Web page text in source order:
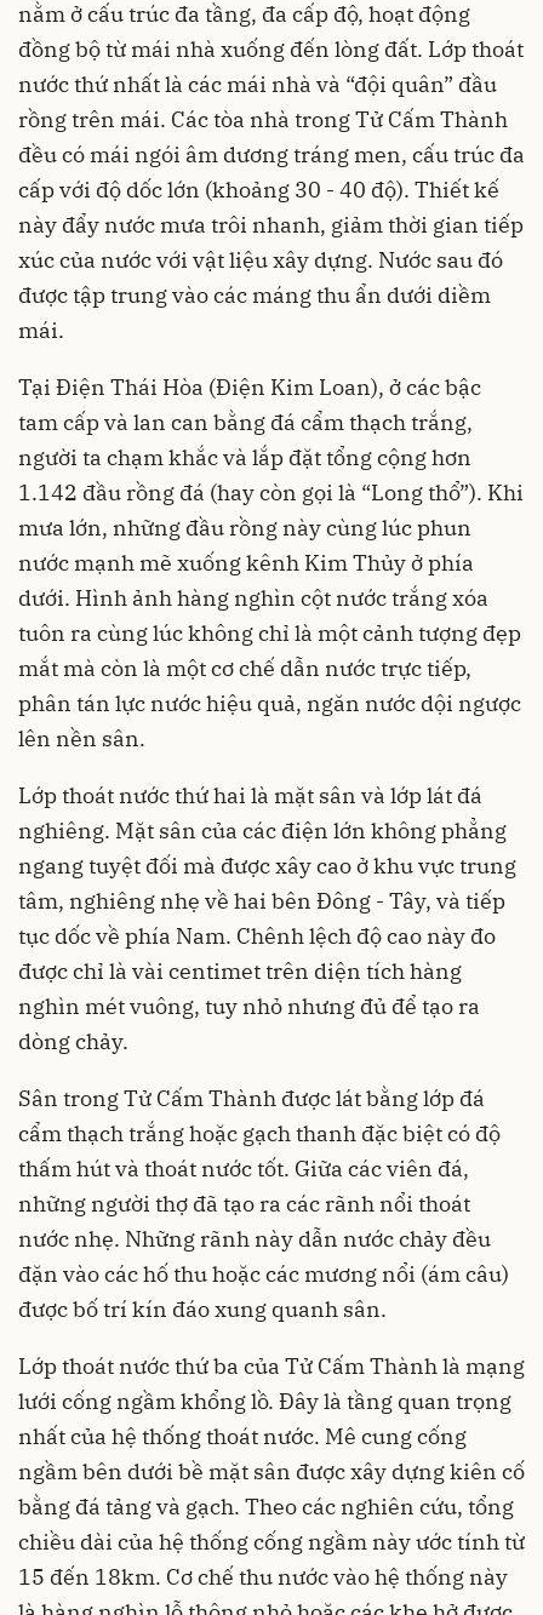
nằm ở cấu trúc đa tầng, đa cấp độ, hoạt động
đồng bộ từ mái nhà xuống đến lòng đất. Lớp thoát
nước thứ nhất là các mái nhà và “đội quân” đầu
rồng trên mái. Các tòa nhà trong Tử Cấm Thành
đều có mái ngói âm dương tráng men, cấu trúc đa
cấp với độ dốc lớn (khoảng 30 - 40 độ). Thiết kế
này đẩy nước mưa trôi nhanh, giảm thời gian tiếp
xúc của nước với vật liệu xây dựng. Nước sau đó
được tập trung vào các máng thu ẩn dưới diềm
mái.
Tại Điện Thái Hòa (Điện Kim Loan), ở các bậc
tam cấp và lan can bằng đá cẩm thạch trắng,
người ta chạm khắc và lắp đặt tổng cộng hơn
1.142 đầu rồng đá (hay còn gọi là “Long thổ”). Khi
mưa lớn, những đầu rồng này cùng lúc phun
nước mạnh mẽ xuống kênh Kim Thủy ở phía
dưới. Hình ảnh hàng nghìn cột nước trắng xóa
tuôn ra cùng lúc không chỉ là một cảnh tượng đẹp
mắt mà còn là một cơ chế dẫn nước trực tiếp,
phân tán lực nước hiệu quả, ngăn nước dội ngược
lên nền sân.
Lớp thoát nước thứ hai là mặt sân và lớp lát đá
nghiêng. Mặt sân của các điện lớn không phẳng
ngang tuyệt đối mà được xây cao ở khu vực trung
tâm, nghiêng nhẹ về hai bên Đông - Tây, và tiếp
tục dốc về phía Nam. Chênh lệch độ cao này đo
được chỉ là vài centimet trên diện tích hàng
nghìn mét vuông, tuy nhỏ nhưng đủ để tạo ra
dòng chảy.
Sân trong Tử Cấm Thành được lát bằng lớp đá
cẩm thạch trắng hoặc gạch thanh đặc biệt có độ
thấm hút và thoát nước tốt. Giữa các viên đá,
những người thợ đã tạo ra các rãnh nổi thoát
nước nhẹ. Những rãnh này dẫn nước chảy đều
đặn vào các hố thu hoặc các mương nổi (ám câu)
được bố trí kín đáo xung quanh sân.
Lớp thoát nước thứ ba của Tử Cấm Thành là mạng
lưới cống ngầm khổng lồ. Đây là tầng quan trọng
nhất của hệ thống thoát nước. Mê cung cống
ngầm bên dưới bề mặt sân được xây dựng kiên cố
bằng đá tảng và gạch. Theo các nghiên cứu, tổng
chiều dài của hệ thống cống ngầm này ước tính từ
15 đến 18km. Cơ chế thu nước vào hệ thống này